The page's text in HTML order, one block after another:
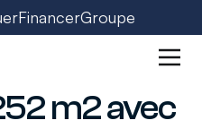
FinancerGroupe
m2 avec